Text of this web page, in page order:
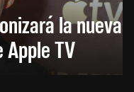
la nueva
TV